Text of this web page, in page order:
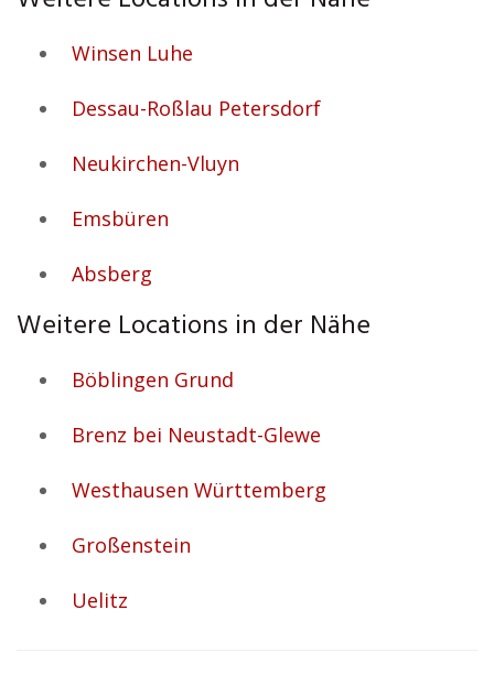
Winsen Luhe
Dessau-Roßlau Petersdorf
Neukirchen-Vluyn
Emsbüren
Absberg
Weitere Locations in der Nähe
Böblingen Grund
Brenz bei Neustadt-Glewe
Westhausen Württemberg
Großenstein
Uelitz